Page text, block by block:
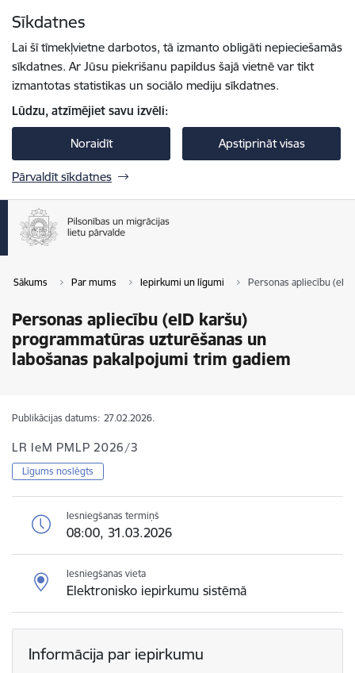
Sīkdatnes
Lai šī tīmekļvietne darbotos, tā izmanto obligāti nepieciešamās
sīkdatnes. Ar Jūsu piekrišanu papildus šajā vietnē var tikt
izmantotas statistikas un sociālo mediju sīkdatnes.
Lūdzu, atzīmējiet savu izvēli:
Noraidīt Apstiprināt visas
Pārvaldīt sīkdatnes
Sākums Par mums Iepirkumi un līgumi Personas apliecību
Personas apliecību (eID karšu)
programmatūras uzturēšanas un
labošanas pakalpojumi trim gadiem
Publikācijas datums: 27.02.2026.
LR IeM PMLP 2026/3
Līgums noslēgts
Iesniegšanas termiņš
08:00, 31.03.2026
Iesniegšanas vieta
Elektronisko iepirkumu sistēmā
Informācija par iepirkumu